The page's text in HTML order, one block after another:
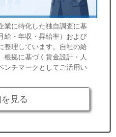
業に特化した独自調査に基
給・年収・昇給率）および
整理しています。自社の給
根拠に基づく賃金設計・人
ンチマークとしてご活用い
見る